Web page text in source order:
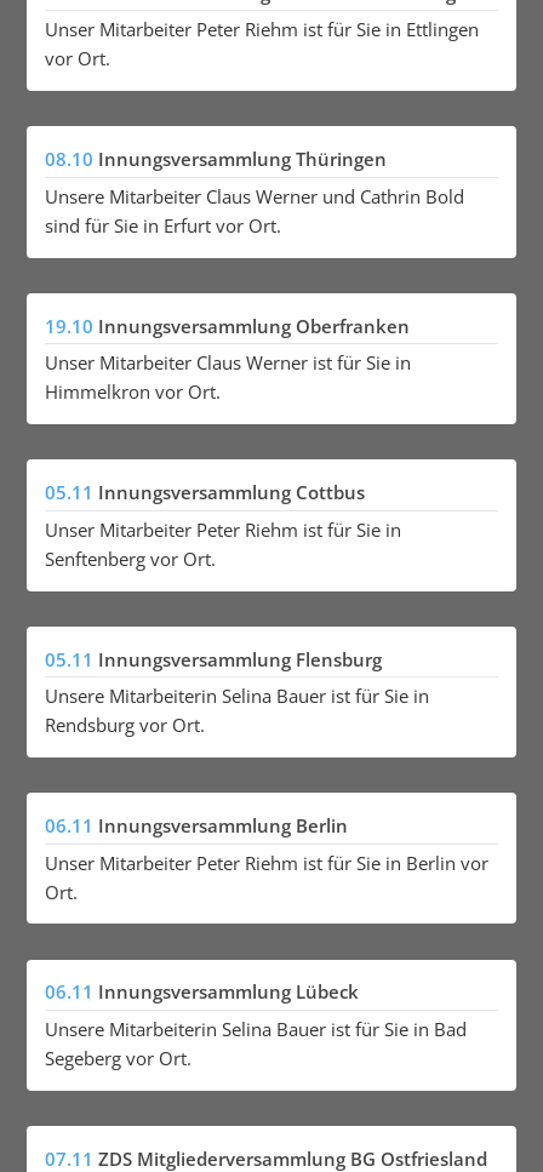
Unser Mitarbeiter Peter Riehm ist für Sie in Ettlingen
vor Ort.
08.10 Innungsversammlung Thüringen
Unsere Mitarbeiter Claus Werner und Cathrin Bold
sind für Sie in Erfurt vor Ort.
19.10 Innungsversammlung Oberfranken
Unser Mitarbeiter Claus Werner ist für Sie in
Himmelkron vor Ort.
05.11 Innungsversammlung Cottbus
Unser Mitarbeiter Peter Riehm ist für Sie in
Senftenberg vor Ort.
05.11 Innungsversammlung Flensburg
Unsere Mitarbeiterin Selina Bauer ist für Sie in
Rendsburg vor Ort.
06.11 Innungsversammlung Berlin
Unser Mitarbeiter Peter Riehm ist für Sie in Berlin vor
Ort.
06.11 Innungsversammlung Lübeck
Unsere Mitarbeiterin Selina Bauer ist für Sie in Bad
Segeberg vor Ort.
07.11 ZDS Mitgliederversammlung BG Ostfriesland